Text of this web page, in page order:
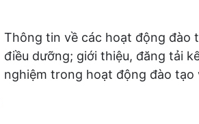
Thông tin về các hoạt động đào
điều dưỡng; giới thiệu, đăng tải
nghiệm trong hoạt động đào